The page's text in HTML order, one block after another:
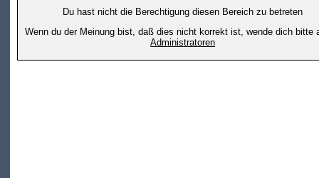
Du hast nicht die Berechtigung diesen Bereich zu betreten
Wenn du der Meinung bist, daß dies nicht korrekt ist, wende dich bitte
Administratoren